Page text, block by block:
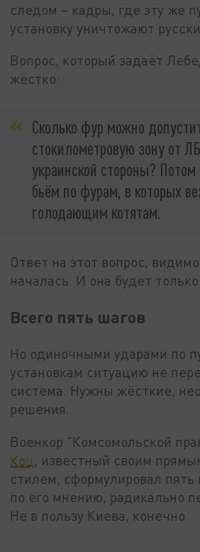
следом – кадры, где эту же
установку уничтожают
Вопрос, который задаёт
жёстко:
Сколько фур можно
стокилометровую зону от
украинской стороны?
бьём по фурам, в которых
голодающим котятам.
Ответ на этот вопрос,
началась. И она будет
Всего пять шагов
Но одиночными ударами по
установкам ситуацию не
система. Нужны жёсткие,
решения.
Военкор "Комсомольской
Коц , известный своим
стилем, сформулировал пять
по его мнению, радикально
Не в пользу Киева, конечно.